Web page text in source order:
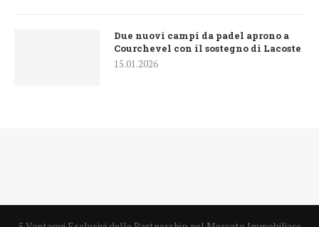
Due nuovi campi da padel aprono a
Courchevel con il sostegno di Lacoste
15.01.2026